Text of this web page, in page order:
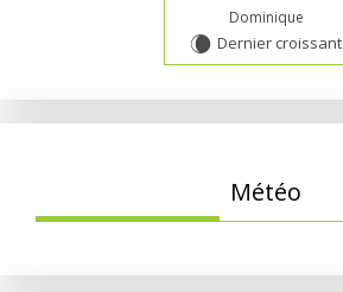
Dominique
W Dernier croissant
Météo